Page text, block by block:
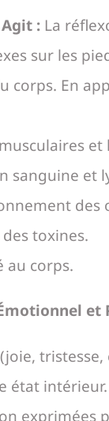
: La
sur les
corps. En
et
sanguine et
des
toxines.
au corps.
et
état
exprimées